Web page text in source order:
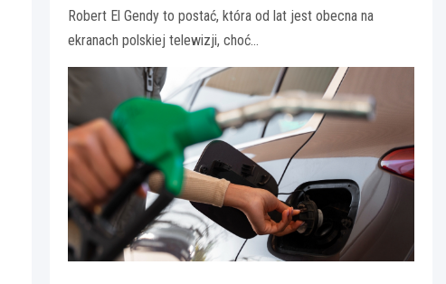
Robert El Gendy to postać, która od lat jest obecna na
ekranach polskiej telewizji, choć…